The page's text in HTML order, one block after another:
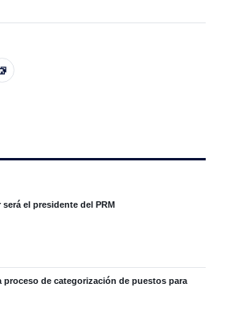
el presidente del PRM
de categorización de puestos para
de Hacienda y Economía aclara
encabeza los sectores con mejores